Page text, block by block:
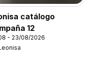
catálogo
12
- 23/08/2026